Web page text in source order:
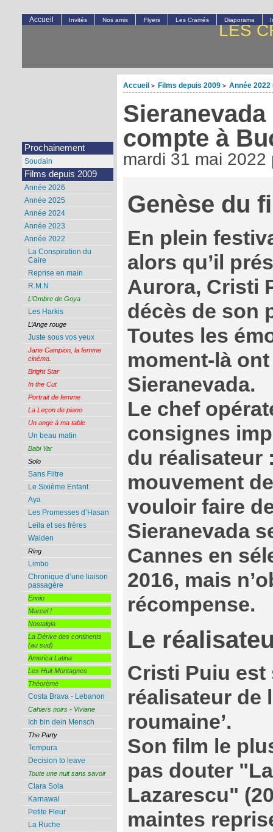
LES
Accueil > Films depuis 2009 > Année 2022
compte à
mardi 31 mai 2022
Genèse du
En plein
alors qu’il
Aurora, Cristi
décès de son
Toutes les
moment-là
Sieranevada.
Le chef
consignes
du réalisateur
mouvement
vouloir faire
Sieranevada
Cannes en
2016, mais
récompense.
Le
Cristi Puiu est
réalisateur de
roumaine’.
Son film le
pas douter
Lazarescu"
maintes
Accueil Invités Nos amis Flyers Les Cramés Diaporama
Prochainement
Soudain
Films depuis 2009
Année 2026
Année 2025
Année 2024
Année 2023
Année 2022
La Conspiration du
Caire
Reprise en main
R.M.N
L’Ombre de Goya
Les Harkis
L’Ange rouge
Juste sous vos yeux
Jane Campion, la femme
cinéma.
Bright Star
In the Cut
Portrait de femme
La Leçon de piano
Un ange à ma table
Un beau matin
Babi Yar
Solo
Sans Filtre
Le Sixième Enfant
Aya
Les Promesses d’Hasan
Leila et ses frères
Walden
Ring
Limbo
Chronique d’une liaison
passagère
Ennio
Marcel !
Nostalgia
La Dérive des continents
(au sud)
America Latina
Les Huit Montagnes
Théorème
Costa Brava - Lebanon
Cahiers noirs - Viviane
Ich bin dein Mensch
The Party
Tempura
Decision to leave
Toute une nuit sans savoir
Clara Sola
Karnawal
Petite Fleur
La Ruche